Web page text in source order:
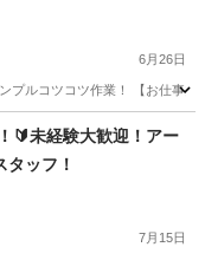
6月26日
プルコツコツ作業！ 【お仕事
🔰未経験大歓迎！アー
タッフ！
7月15日